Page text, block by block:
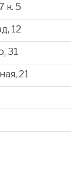
к. 5
12
31
21